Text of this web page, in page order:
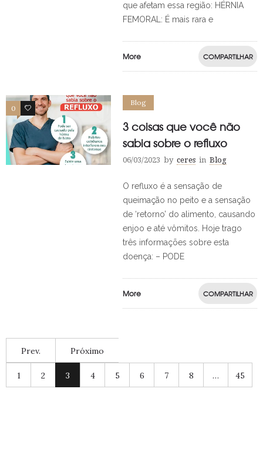
que afetam essa região: HÉRNIA
FEMORAL: É mais rara e
More COMPARTILHAR
0 0
Blog
3 coisas que você não
sabia sobre o refluxo
06/03/2023 by ceres in Blog
O refluxo é a sensação de
queimação no peito e a sensação
de ‘retorno’ do alimento, causando
enjoo e até vômitos. Hoje trago
três informações sobre esta
doença: – PODE
More COMPARTILHAR
Prev. Próximo
1 2 3 4 5 6 7 8 … 45